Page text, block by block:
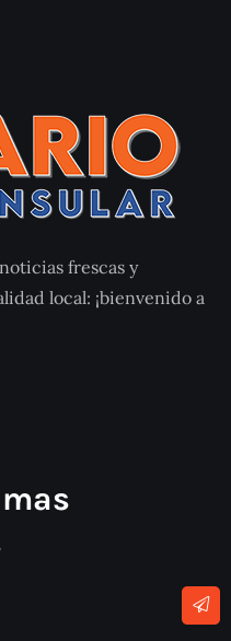
frescas y
local: ¡bienvenido a